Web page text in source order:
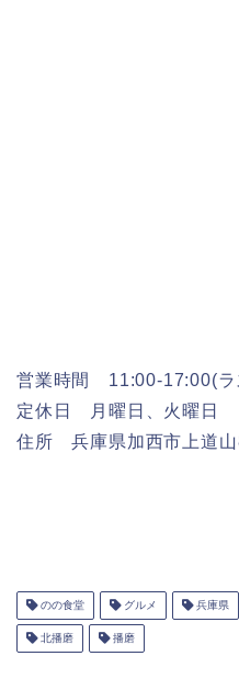
営業時間 11:00-17:00(ラ
定休日 月曜日、火曜日
住所 兵庫県加西市上道
のの食堂 グルメ 兵庫県
北播磨 播磨